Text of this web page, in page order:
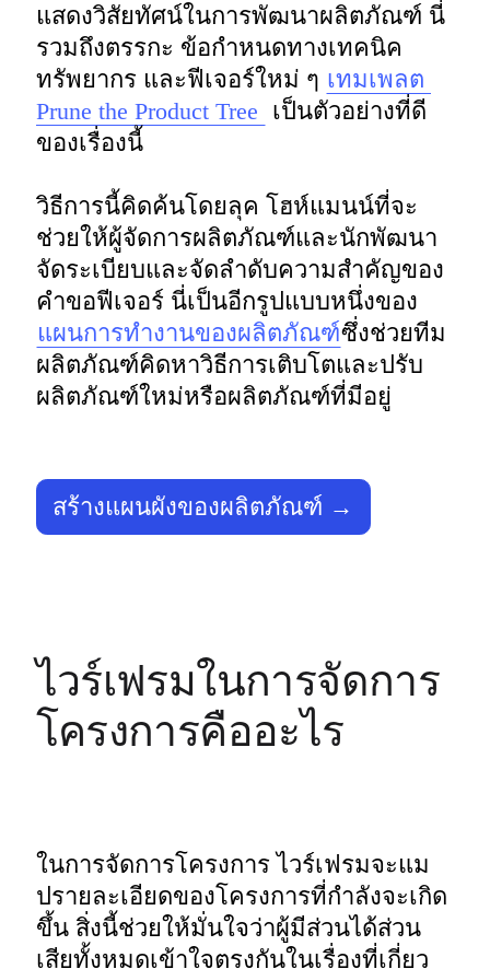
แสดงวิสัยทัศน์ในการพัฒนาผลิตภัณฑ์ นี่
รวมถึงตรรกะ ข้อกำหนดทางเทคนิค
ทรัพยากร และฟีเจอร์ใหม่ ๆ เทมเพลต
Prune the Product Tree เป็นตัวอย่างที่ดี
ของเรื่องนี้
วิธีการนี้คิดค้นโดยลุค โฮห์แมนน์ที่จะ
ช่วยให้ผู้จัดการผลิตภัณฑ์และนักพัฒนา
จัดระเบียบและจัดลำดับความสำคัญของ
คำขอฟีเจอร์ นี่เป็นอีกรูปแบบหนึ่งของ
แผนการทำงานของผลิตภัณฑ์ซึ่งช่วยทีม
ผลิตภัณฑ์คิดหาวิธีการเติบโตและปรับ
ผลิตภัณฑ์ใหม่หรือผลิตภัณฑ์ที่มีอยู่
สร้างแผนผังของผลิตภัณฑ์ →
ไวร์เฟรมในการจัดการ
โครงการคืออะไร
ในการจัดการโครงการ ไวร์เฟรมจะแม
ปรายละเอียดของโครงการที่กำลังจะเกิด
ขึ้น สิ่งนี้ช่วยให้มั่นใจว่าผู้มีส่วนได้ส่วน
เสียทั้งหมดเข้าใจตรงกันในเรื่องที่เกี่ยว